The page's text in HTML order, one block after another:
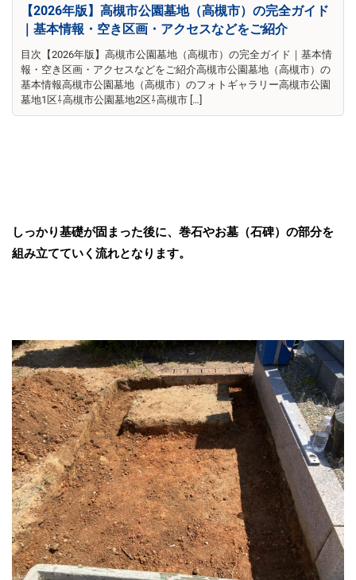
【2026年版】高槻市公園墓地（高槻市）の完全ガイド
｜基本情報・空き区画・アクセスなどをご紹介
目次【2026年版】高槻市公園墓地（高槻市）の完全ガイド｜基本情
報・空き区画・アクセスなどをご紹介高槻市公園墓地（高槻市）の
基本情報高槻市公園墓地（高槻市）のフォトギャラリー高槻市公園
墓地1区⇩高槻市公園墓地2区⇩高槻市 […]
しっかり基礎が固まった後に、巻石やお墓（石碑）の部分を
組み立てていく流れとなります。